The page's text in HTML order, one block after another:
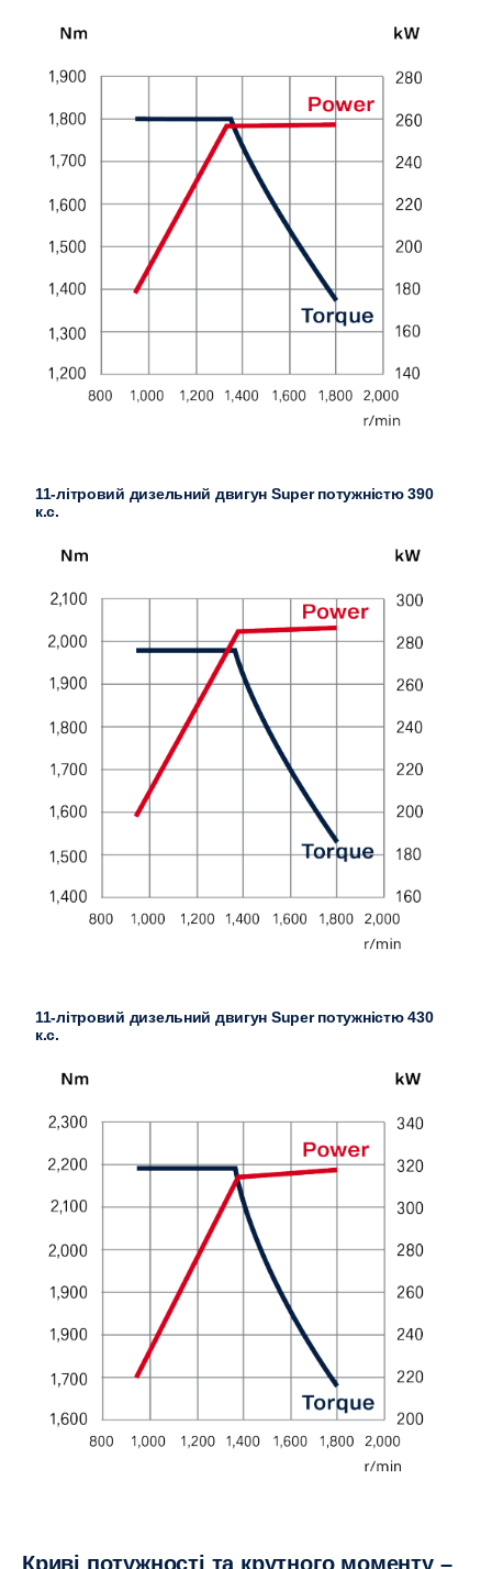
11-літровий дизельний двигун Super потужністю 390
к.с.
11-літровий дизельний двигун Super потужністю 430
к.с.
Криві потужності та крутного моменту –